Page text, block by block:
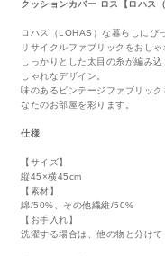
クッションカバー ロス【ロハス
ロハス（LOHAS）な暮らしにぴ
リサイクルファブリックをおしゃ
しっかりとした太目の糸が編み
しゃれなデザイン。
味のあるビンテージファブリッ
なたのお部屋を彩ります。
仕様
【サイズ】
縦45×横45cm
【素材】
綿/50%、その他繊維/50%
【お手入れ】
洗濯する場合は、他の物と分けて